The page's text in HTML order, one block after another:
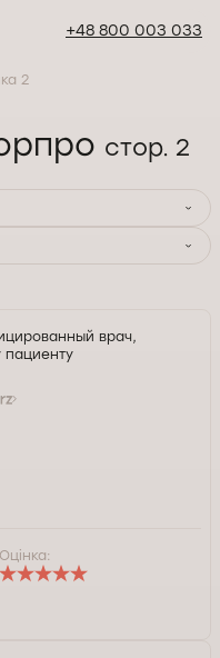
+48 800 003 033
2
стор. 2
врач,
пациенту
Оцінка: